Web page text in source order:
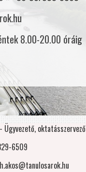
8.00-20.00 óráig
Ügyvezető, oktatásszervező
6509